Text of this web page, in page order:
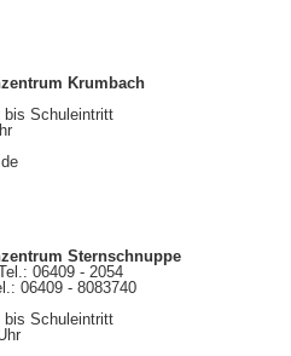
Krumbach
bis Schuleintritt
Sternschnuppe
46 | Tel.: 06409 - 2054
06409 - 8083740
bis Schuleintritt